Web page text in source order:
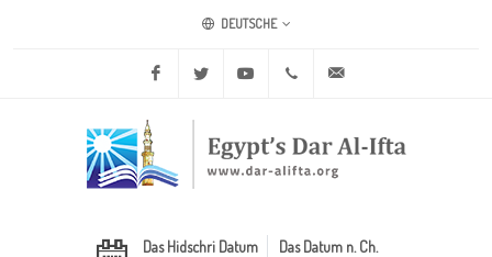
DEUTSCHE
Facebook Twitter Youtube +20 2 25970400
Das Hidschri Datum
Das Datum n. Ch.